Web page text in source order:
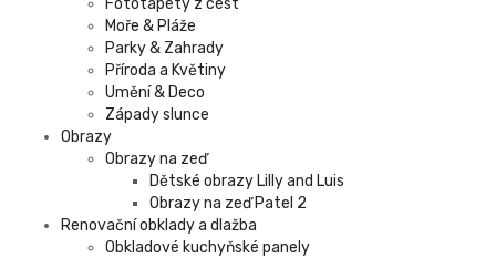
Fototapety z cest
Moře & Pláže
Parky & Zahrady
Příroda a Květiny
Umění & Deco
Západy slunce
Obrazy
Obrazy na zeď
Dětské obrazy Lilly and Luis
Obrazy na zeď Patel 2
Renovační obklady a dlažba
Obkladové kuchyňské panely